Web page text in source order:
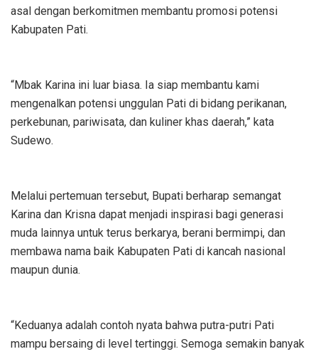
asal dengan berkomitmen membantu promosi potensi
Kabupaten Pati.
“Mbak Karina ini luar biasa. Ia siap membantu kami
mengenalkan potensi unggulan Pati di bidang perikanan,
perkebunan, pariwisata, dan kuliner khas daerah,” kata
Sudewo.
Melalui pertemuan tersebut, Bupati berharap semangat
Karina dan Krisna dapat menjadi inspirasi bagi generasi
muda lainnya untuk terus berkarya, berani bermimpi, dan
membawa nama baik Kabupaten Pati di kancah nasional
maupun dunia.
“Keduanya adalah contoh nyata bahwa putra-putri Pati
mampu bersaing di level tertinggi. Semoga semakin banyak